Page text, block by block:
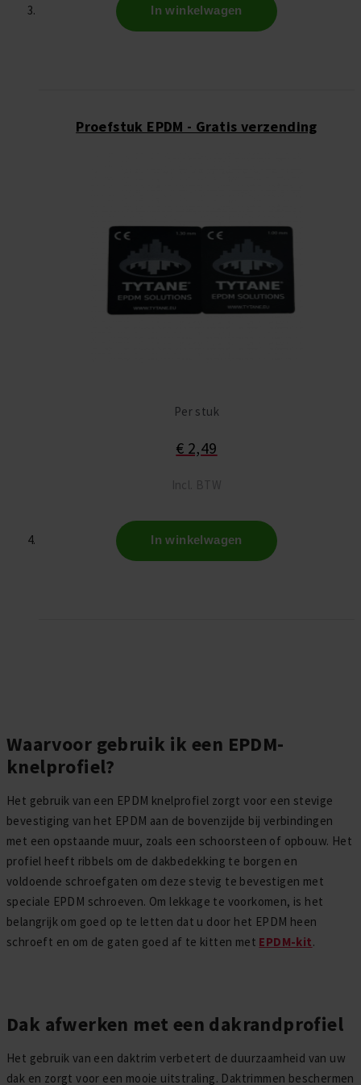
In winkelwagen
Proefstuk EPDM - Gratis verzending
Per stuk
€ 2,49
Incl. BTW
In winkelwagen
Waarvoor gebruik ik een EPDM-
knelprofiel?
Het gebruik van een EPDM knelprofiel zorgt voor een stevige
bevestiging van het EPDM aan de bovenzijde bij verbindingen
met een opstaande muur, zoals een schoorsteen of opbouw. Het
profiel heeft ribbels om de dakbedekking te borgen en
voldoende schroefgaten om deze stevig te bevestigen met
speciale EPDM schroeven. Om lekkage te voorkomen, is het
belangrijk om goed op te letten dat u door het EPDM heen
schroeft en om de gaten goed af te kitten met EPDM-kit.
Dak afwerken met een dakrandprofiel
Het gebruik van een daktrim verbetert de duurzaamheid van uw
dak en zorgt voor een mooie uitstraling. Daktrimmen beschermen